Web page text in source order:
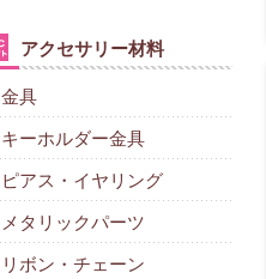
アクセサリー材料
金具
キーホルダー金具
ピアス・イヤリング
メタリックパーツ
リボン・チェーン